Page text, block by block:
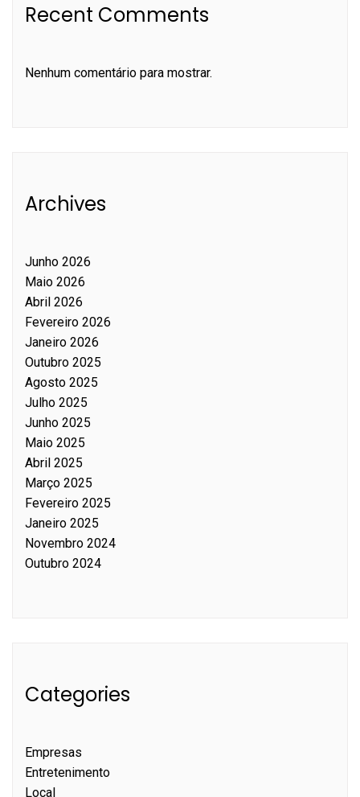
Recent Comments
Nenhum comentário para mostrar.
Archives
Junho 2026
Maio 2026
Abril 2026
Fevereiro 2026
Janeiro 2026
Outubro 2025
Agosto 2025
Julho 2025
Junho 2025
Maio 2025
Abril 2025
Março 2025
Fevereiro 2025
Janeiro 2025
Novembro 2024
Outubro 2024
Categories
Empresas
Entretenimento
Local